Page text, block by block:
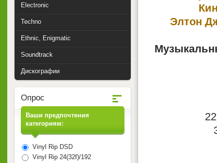
Элтон
Electronic
Techno
Ethnic, Enigmatic
Soundtrack
Дискографии
Опрос
Ваши предпочтения
категориям:
Vinyl Rip DSD
Vinyl Rip 24(32f)/192